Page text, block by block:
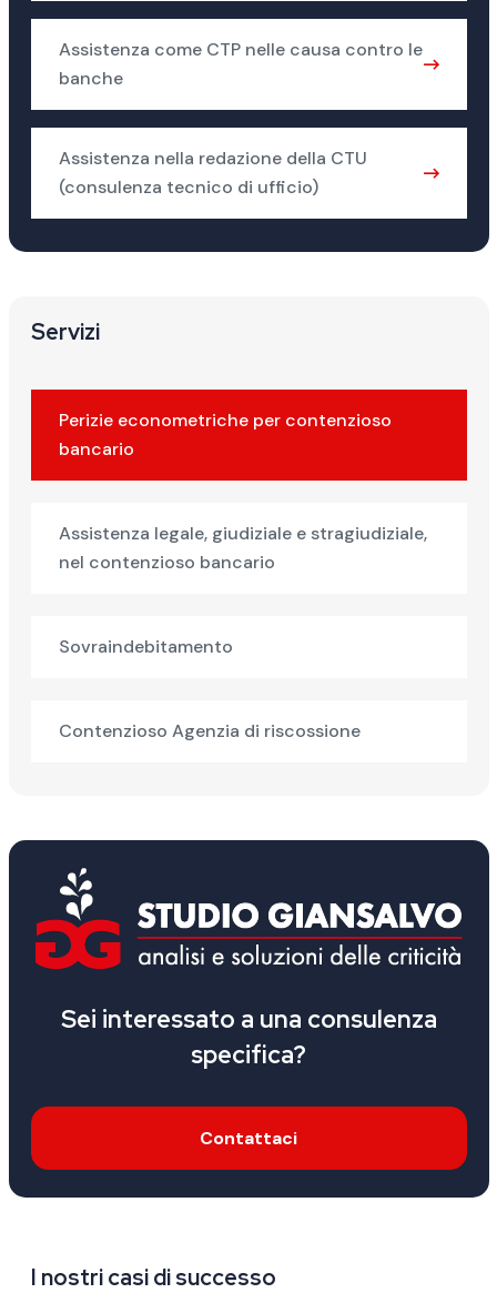
Assistenza come CTP nelle causa contro le
banche
Assistenza nella redazione della CTU
(consulenza tecnico di ufficio)
Servizi
Perizie econometriche per contenzioso
bancario
Assistenza legale, giudiziale e stragiudiziale,
nel contenzioso bancario
Sovraindebitamento
Contenzioso Agenzia di riscossione
Sei interessato a una consulenza
specifica?
Contattaci
I nostri casi di successo